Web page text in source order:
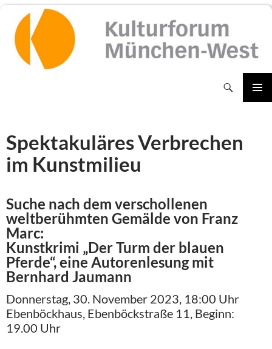
Inhalt
springen
Spektakuläres Verbrechen
im Kunstmilieu
Suche nach dem verschollenen
weltberühmten Gemälde von Franz
Marc:
Kunstkrimi „Der Turm der blauen
Pferde“, eine Autorenlesung mit
Bernhard Jaumann
Donnerstag, 30. November 2023, 18:00 Uhr
Ebenböckhaus, Ebenböckstraße 11, Beginn:
19.00 Uhr